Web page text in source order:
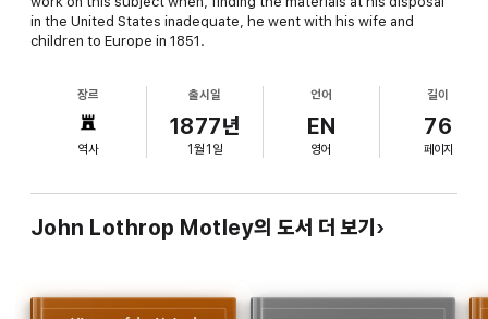
in the United States inadequate, he went with his wife and
children to Europe in 1851.
장르
역사
출시일
1877년
1월 1일
언어
EN
영어
길이
76
페이지
John Lothrop Motley의 도서 더 보기